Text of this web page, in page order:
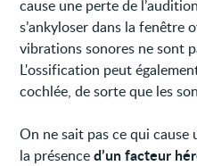
cause une perte de
s’ankyloser dans la fenêtre
vibrations sonores ne sont
L'ossification peut
cochlée, de sorte que les
On ne sait pas ce qui
la présenced’un facteur